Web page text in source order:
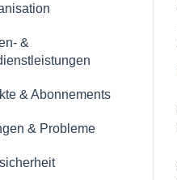
&
& Abonnements
& Probleme